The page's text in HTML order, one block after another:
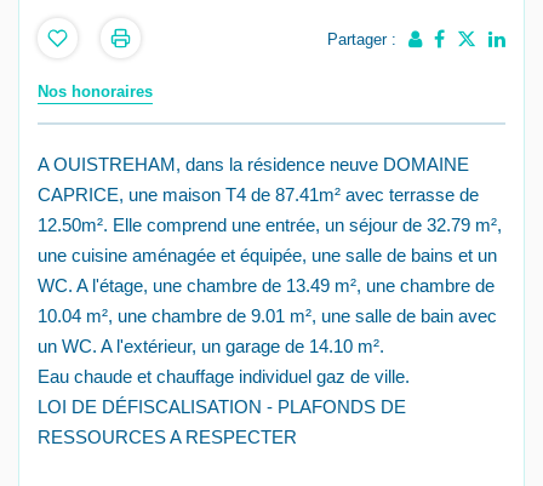
Partager :
Nos honoraires
A OUISTREHAM, dans la résidence neuve DOMAINE
CAPRICE, une maison T4 de 87.41m² avec terrasse de
12.50m². Elle comprend une entrée, un séjour de 32.79 m²,
une cuisine aménagée et équipée, une salle de bains et un
WC. A l'étage, une chambre de 13.49 m², une chambre de
10.04 m², une chambre de 9.01 m², une salle de bain avec
un WC. A l'extérieur, un garage de 14.10 m².
Eau chaude et chauffage individuel gaz de ville.
LOI DE DÉFISCALISATION - PLAFONDS DE
RESSOURCES A RESPECTER